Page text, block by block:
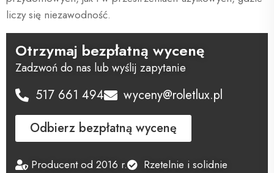
liczy się niezawodność.
Otrzymaj bezpłatną wycenę
Zadzwoń do nas lub wyślij zapytanie
517 661 494
wyceny@roletlux.pl
Odbierz bezpłatną wycenę
Producent od 2016 r. Rzetelnie i solidnie